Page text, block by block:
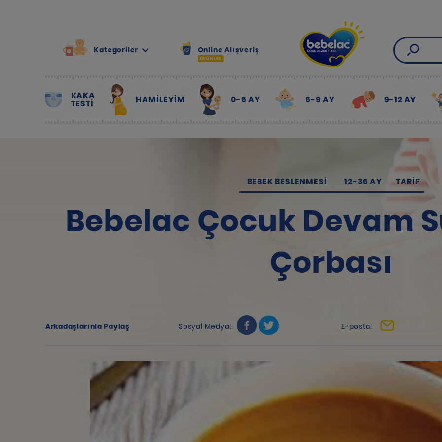
Kategoriler Online Alışveriş
ÜRÜNLER
KAKA
TESTİ HAMILEYIM 0-6 AY 6-9 AY 9-12 AY
BEBEK BESLENMESI 12-36 AY TARIF
Bebelac Çocuk Devam
Çorbası
Arkadaşlarınla Paylaş Sosyal Medya: E-posta: